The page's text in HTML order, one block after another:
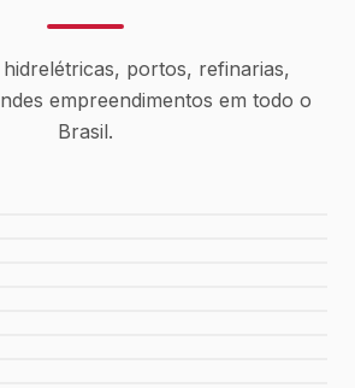
portos, refinarias,
empreendimentos em todo o
Brasil.